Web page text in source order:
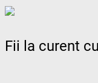
Fii la curent